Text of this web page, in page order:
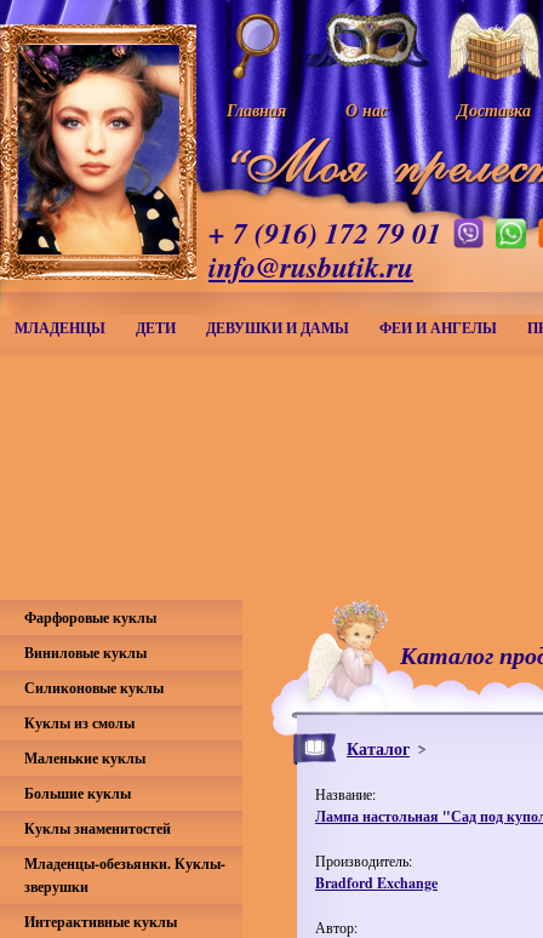
Главная О нас Доставка
+ 7 (916) 172 79 01
info@rusbutik.ru
МЛАДЕНЦЫ ДЕТИ ДЕВУШКИ И ДАМЫ ФЕИ И АНГЕЛЫ
Каталог
Каталог
Название:
Лампа настольная "Сад под
Производитель:
Bradford Exchange
Автор:
Фарфоровые куклы
Виниловые куклы
Силиконовые куклы
Куклы из смолы
Маленькие куклы
Большие куклы
Куклы знаменитостей
Младенцы-обезьянки. Куклы-
зверушки
Интерактивные куклы